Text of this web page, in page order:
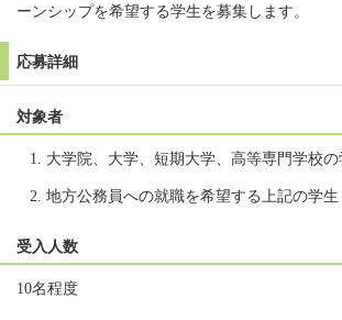
ーンシップを希望する学生を募集します。
応募詳細
対象者
大学院、大学、短期大学、高等専門学校の
地方公務員への就職を希望する上記の学生
受入人数
10名程度